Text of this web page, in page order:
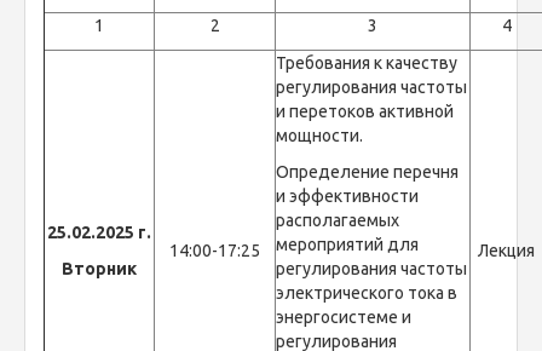
1
2 3 4
25.02.2025 г.
Вторник
14:00-17:25
Требования к качеству
регулирования частоты
и перетоков активной
мощности.
Определение перечня
и эффективности
располагаемых
мероприятий для
регулирования частоты
электрического тока в
энергосистеме и
регулирования
Лекция